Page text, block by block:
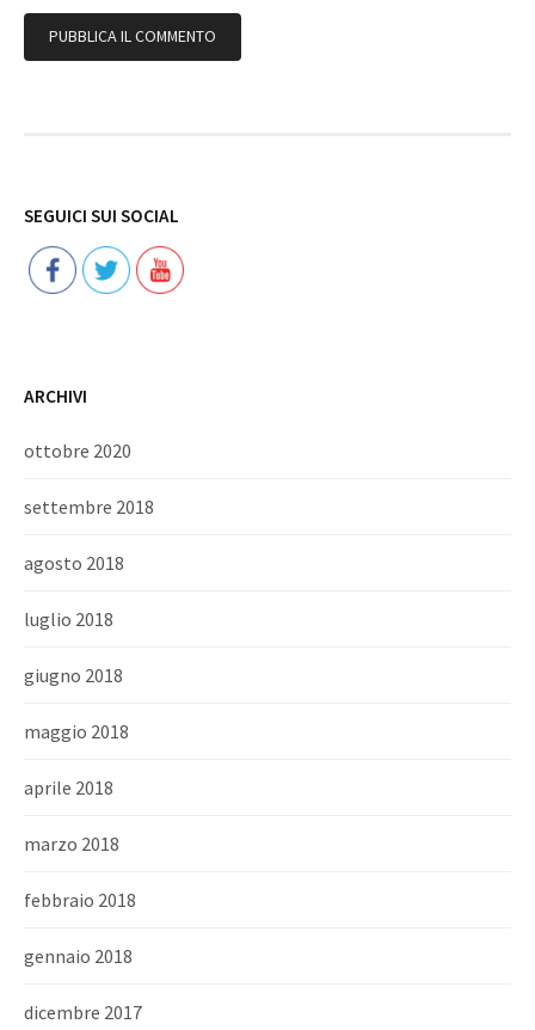
SEGUICI SUI SOCIAL
ARCHIVI
ottobre 2020
settembre 2018
agosto 2018
luglio 2018
giugno 2018
maggio 2018
aprile 2018
marzo 2018
febbraio 2018
gennaio 2018
dicembre 2017